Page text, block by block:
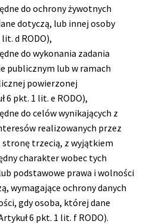
do ochrony żywotnych
dotyczą, lub innej osoby
d RODO),
do wykonania zadania
publicznym lub w ramach
powierzonej
pkt. 1 lit. e RODO),
do celów wynikających z
realizowanych przez
trzecią, z wyjątkiem
charakter wobec tych
podstawowe prawa i wolności
wymagające ochrony danych
gdy osoba, której dane
6 pkt. 1 lit. f RODO).